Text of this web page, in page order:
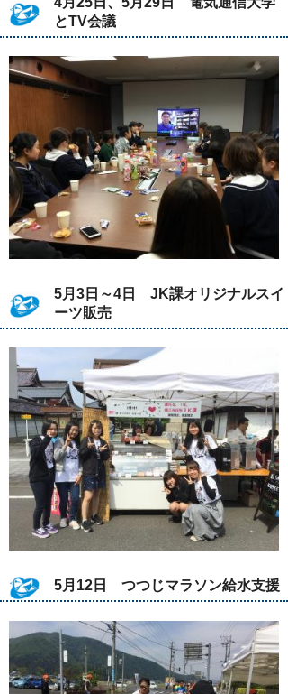
とTV会議
5月3日～4日 JK課オリジナルスイ
ーツ販売
5月12日 つつじマラソン給水支援